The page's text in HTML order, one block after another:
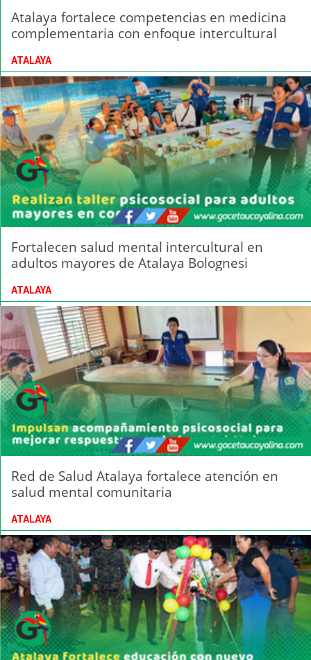
Atalaya fortalece competencias en medicina
complementaria con enfoque intercultural
ATALAYA
Fortalecen salud mental intercultural en
adultos mayores de Atalaya Bolognesi
ATALAYA
Red de Salud Atalaya fortalece atención en
salud mental comunitaria
ATALAYA